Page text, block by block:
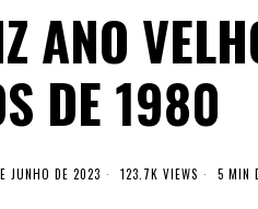
ANO
DE 1980
JUNHO DE 2023 123.7K VIEWS 5 MIN